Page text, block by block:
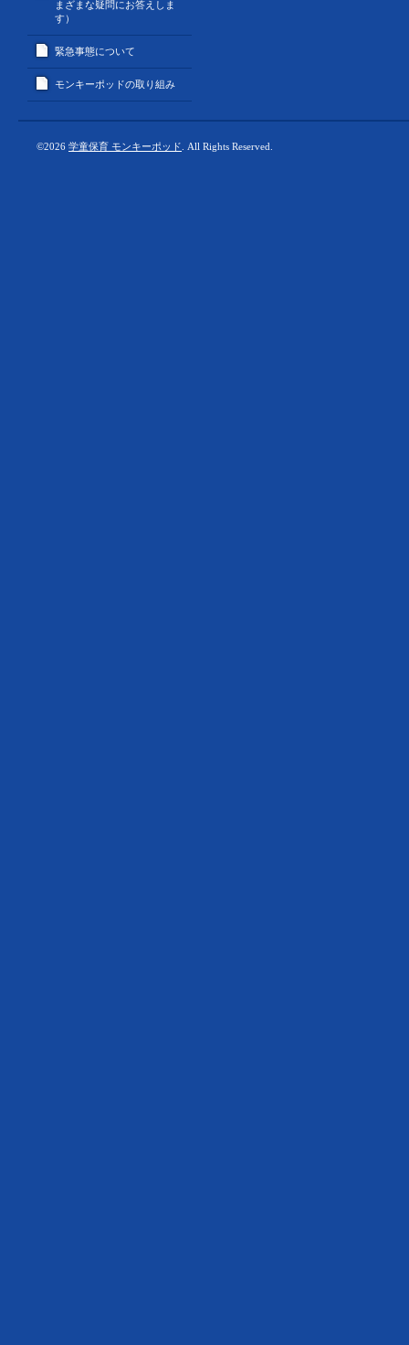
まざまな疑問にお答えしま
す）
緊急事態について
モンキーポッドの取り組み
©2026 学童保育 モンキーポッド . All Rights Reserved.